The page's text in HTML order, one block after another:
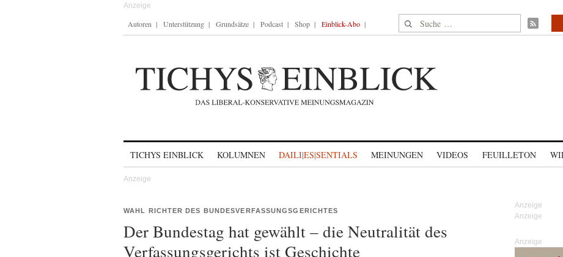
Autoren Unterstützung Grundsätze Podcast Shop Einblick-Abo Suche nach:
TICHYS EINBLICK KOLUMNEN DAILI|ES|SENTIALS MEINUNGEN VIDEOS FEUILLETON
WAHL RICHTER DES BUNDESVERFASSUNGSGERICHTES
Der Bundestag hat gewählt – die Neutralität des
Verfassungsgerichts ist Geschichte
Anzeige